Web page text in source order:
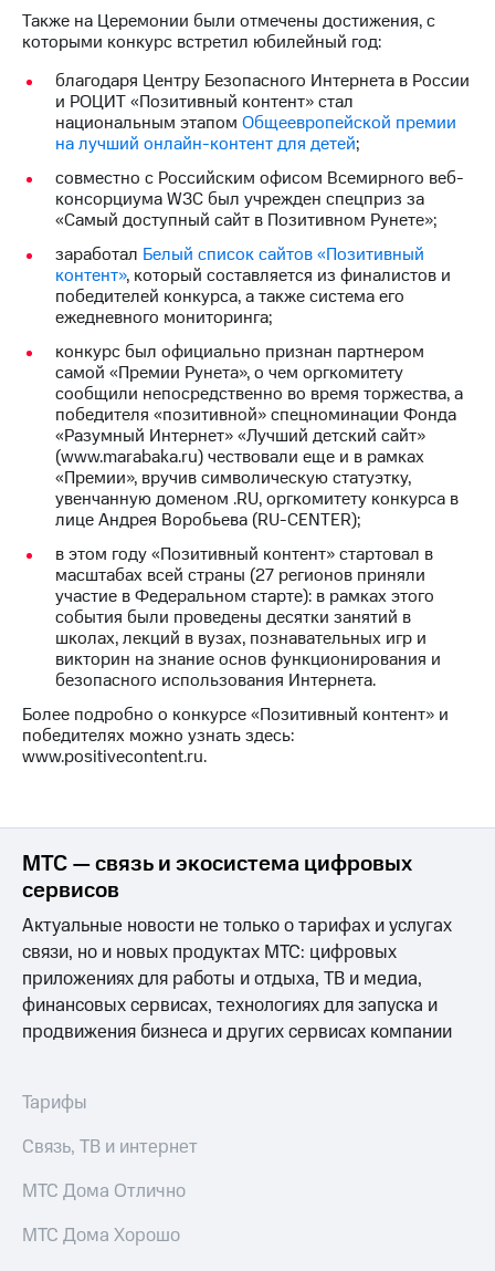
облигаций
Другое
Регистратор
Реквизиты
Контакты
развитие
деловая этика
На главную
Также на Церемонии были отмечены достижения, с
которыми конкурс встретил юбилейный год:
благодаря Центру Безопасного Интернета в России
и РОЦИТ «Позитивный контент» стал
национальным этапом Общеевропейской премии
на лучший онлайн-контент для детей;
совместно с Российским офисом Всемирного веб-
консорциума W3C был учрежден спецприз за
«Самый доступный сайт в Позитивном Рунете»;
заработал Белый список сайтов «Позитивный
контент», который составляется из финалистов и
победителей конкурса, а также система его
ежедневного мониторинга;
конкурс был официально признан партнером
самой «Премии Рунета», о чем оргкомитету
сообщили непосредственно во время торжества, а
победителя «позитивной» спецноминации Фонда
«Разумный Интернет» «Лучший детский сайт»
(www.marabaka.ru) чествовали еще и в рамках
«Премии», вручив символическую статуэтку,
увенчанную доменом .RU, оргкомитету конкурса в
лице Андрея Воробьева (RU-CENTER);
в этом году «Позитивный контент» стартовал в
масштабах всей страны (27 регионов приняли
участие в Федеральном старте): в рамках этого
события были проведены десятки занятий в
школах, лекций в вузах, познавательных игр и
викторин на знание основ функционирования и
безопасного использования Интернета.
Более подробно о конкурсе «Позитивный контент» и
победителях можно узнать здесь:
www.positivecontent.ru.
МТС — связь и экосистема цифровых
сервисов
Актуальные новости не только о тарифах и услугах
связи, но и новых продуктах МТС: цифровых
приложениях для работы и отдыха, ТВ и медиа,
финансовых сервисах, технологиях для запуска и
продвижения бизнеса и других сервисах компании
Тарифы
Связь, ТВ и интернет
МТС Дома Отлично
МТС Дома Хорошо